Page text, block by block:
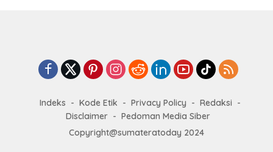
Indeks Kode Etik Privacy Policy
Redaksi
Disclaimer
Pedoman Media Siber
Copyright@sumateratoday 2024